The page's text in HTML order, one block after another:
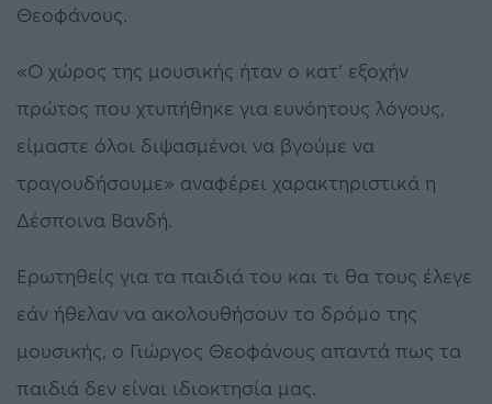
Θεοφάνους.
«Ο χώρος της μουσικής ήταν ο κατ’ εξοχήν
πρώτος που χτυπήθηκε για ευνόητους λόγους,
είμαστε όλοι διψασμένοι να βγούμε να
τραγουδήσουμε» αναφέρει χαρακτηριστικά η
Δέσποινα Βανδή.
Ερωτηθείς για τα παιδιά του και τι θα τους έλεγε
εάν ήθελαν να ακολουθήσουν το δρόμο της
μουσικής, ο Γιώργος Θεοφάνους απαντά πως τα
παιδιά δεν είναι ιδιοκτησία μας.